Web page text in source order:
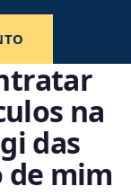
na
das
de mim